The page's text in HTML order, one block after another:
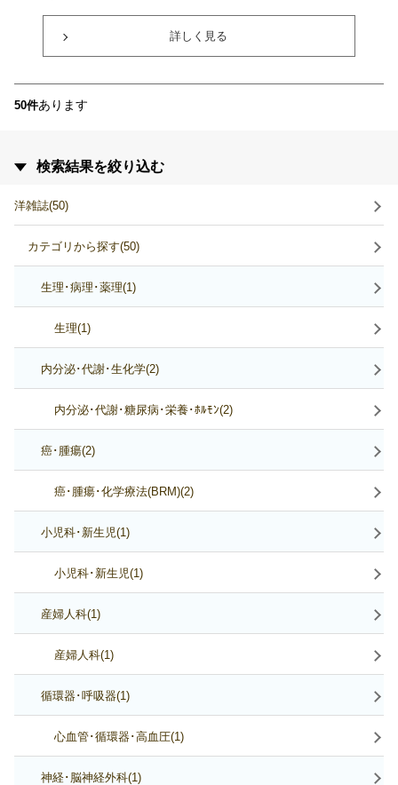
詳しく見る
50件あります
検索結果を絞り込む
洋雑誌(50)
カテゴリから探す(50)
生理･病理･薬理(1)
生理(1)
内分泌･代謝･生化学(2)
内分泌･代謝･糖尿病･栄養･ﾎﾙﾓﾝ(2)
癌･腫瘍(2)
癌･腫瘍･化学療法(BRM)(2)
小児科･新生児(1)
小児科･新生児(1)
産婦人科(1)
産婦人科(1)
循環器･呼吸器(1)
心血管･循環器･高血圧(1)
神経･脳神経外科(1)